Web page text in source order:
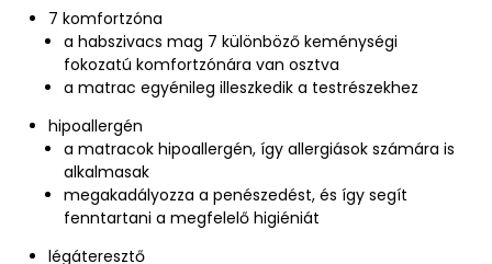
7 komfortzóna
a habszivacs mag 7 különböző keménységi
fokozatú komfortzónára van osztva
a matrac egyénileg illeszkedik a testrészekhez
hipoallergén
a matracok hipoallergén, így allergiások számára is
alkalmasak
megakadályozza a penészedést, és így segít
fenntartani a megfelelő higiéniát
légáteresztő